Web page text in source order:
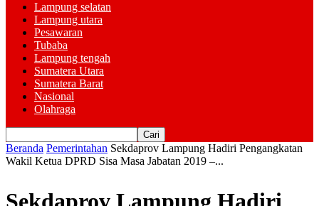
Lampung selatan
Lampung utara
Pesawaran
Tubaba
Lampung tengah
Sumatera Utara
Sumatera Barat
Nasional
Olahraga
Beranda Pemerintahan Sekdaprov Lampung Hadiri Pengangkatan
Wakil Ketua DPRD Sisa Masa Jabatan 2019 –...
Sekdaprov Lampung Hadiri